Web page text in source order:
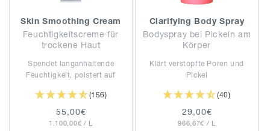
Skin Smoothing Cream
Feuchtigkeitscreme für
trockene Haut
Spendet langanhaltende
Feuchtigkeit, polstert auf
(156)
Normaler
Preis
55,00€
GRUNDPREIS
1.100,00€ / PRO
L
Clarifying Body Spray
Bodyspray bei Pickeln am
Körper
Klärt verstopfte Poren und
Pickel
(40)
Normaler
Preis
29,00€
GRUNDPREIS
966,67€ / PRO
L